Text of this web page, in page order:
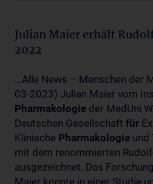
Julian Maier erhält
2022
...Alle News – Menschen der
03-2023) Julian Maier vom
Pharmakologie der MedUni
Deutschen Gesellschaft für
Klinische Pharmakologie und
mit dem renommierten
ausgezeichnet. Das
Maier konnte in einer Studie